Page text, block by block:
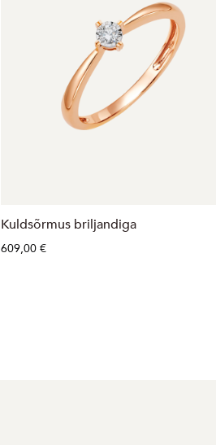
Kuldsõrmus briljandiga
609,00 €